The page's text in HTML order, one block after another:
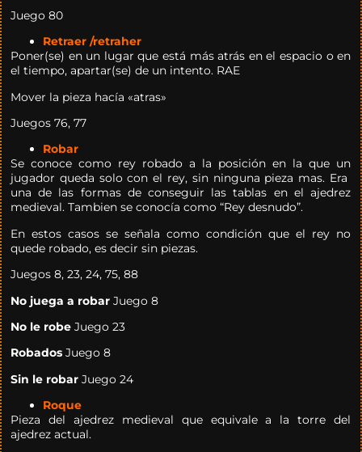
Juego 80
Retraer /retraher
Poner(se) en un lugar que está más atrás en el espacio o en
el tiempo, apartar(se) de un intento. RAE
Mover la pieza hacía «atras»
Juegos 76, 77
Robar
Se conoce como rey robado a la posición en la que un
jugador queda solo con el rey, sin ninguna pieza mas. Era
una de las formas de conseguir las tablas en el ajedrez
medieval. Tambien se conocía como “Rey desnudo”.
En estos casos se señala como condición que el rey no
quede robado, es decir sin piezas.
Juegos 8, 23, 24, 75, 88
No juega a robarJuego 8
No le robeJuego 23
RobadosJuego 8
Sin le robarJuego 24
Roque
Pieza del ajedrez medieval que equivale a la torre del
ajedrez actual.